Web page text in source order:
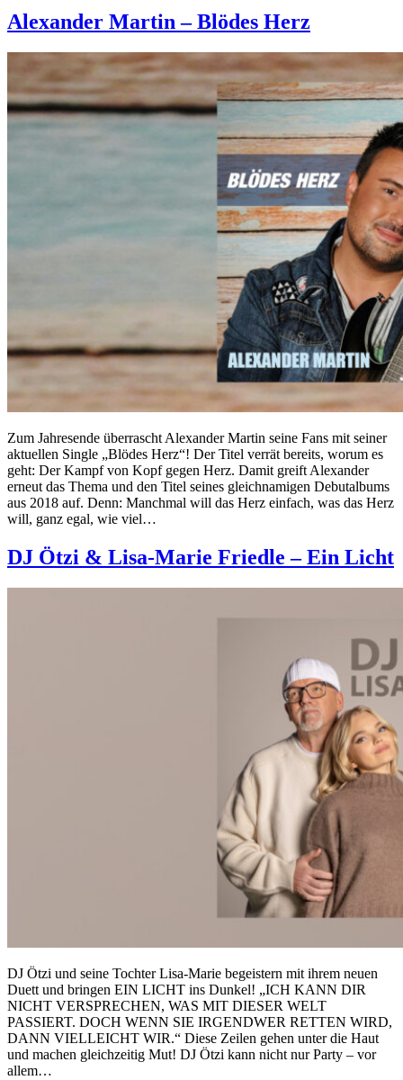
Alexander Martin – Blödes Herz
Zum Jahresende überrascht Alexander Martin seine Fans mit seiner
aktuellen Single „Blödes Herz“! Der Titel verrät bereits, worum es
geht: Der Kampf von Kopf gegen Herz. Damit greift Alexander
erneut das Thema und den Titel seines gleichnamigen Debutalbums
aus 2018 auf. Denn: Manchmal will das Herz einfach, was das Herz
will, ganz egal, wie viel…
DJ Ötzi & Lisa-Marie Friedle – Ein Licht
DJ Ötzi und seine Tochter Lisa-Marie begeistern mit ihrem neuen
Duett und bringen EIN LICHT ins Dunkel! „ICH KANN DIR
NICHT VERSPRECHEN, WAS MIT DIESER WELT
PASSIERT. DOCH WENN SIE IRGENDWER RETTEN WIRD,
DANN VIELLEICHT WIR.“ Diese Zeilen gehen unter die Haut
und machen gleichzeitig Mut! DJ Ötzi kann nicht nur Party – vor
allem…